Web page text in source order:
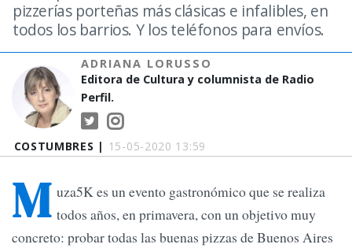
COSTUMBRES | 15-05-2020 13:59
pizzerías porteñas más clásicas e infalibles, en
todos los barrios. Y los teléfonos para envíos.
ADRIANA LORUSSO
Editora de Cultura y columnista de Radio
Perfil.
M uza5K es un evento gastronómico que se realiza
todos años, en primavera, con un objetivo muy
concreto: probar todas las buenas pizzas de Buenos Aires